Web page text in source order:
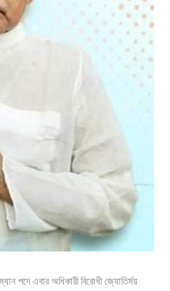
পদে এবার অধিকারী বিরোধী জ্যোতির্ময়